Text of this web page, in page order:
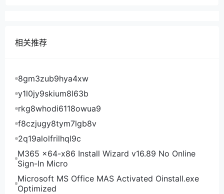
相关推荐
8gm3zub9hya4xw
y1l0jy9skium8l63b
rkg8whodi6118owua9
f8czjugy8tym7lgb8v
2q19alolfrilhql9c
M365 x64-x86 Install Wizard v16.89 No Online
Sign-In Micro
Microsoft MS Office MAS Activated Oinstall.exe
Optimized